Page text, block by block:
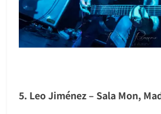
5. Leo Jiménez – Sala Mon,